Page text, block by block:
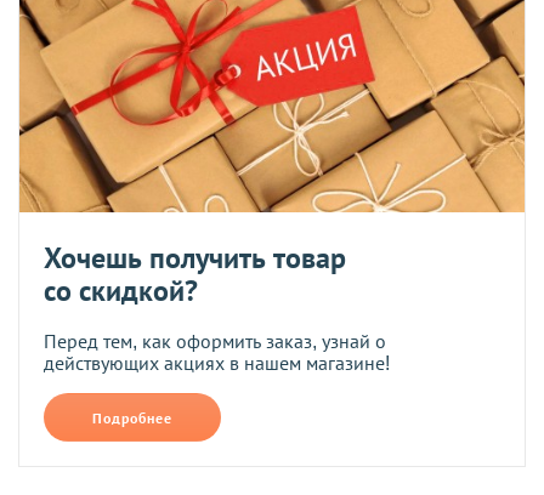
Хочешь получить товар
со скидкой?
Перед тем, как оформить заказ, узнай о
действующих акциях в нашем магазине!
Подробнее